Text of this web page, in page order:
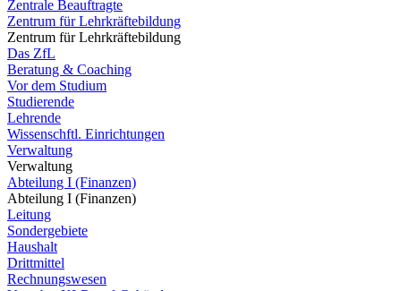
Zentrale Beauftragte
Zentrum für Lehrkräftebildung
Zentrum für Lehrkräftebildung
Das ZfL
Beratung & Coaching
Vor dem Studium
Studierende
Lehrende
Wissenschftl. Einrichtungen
Verwaltung
Verwaltung
Abteilung I (Finanzen)
Abteilung I (Finanzen)
Leitung
Sondergebiete
Haushalt
Drittmittel
Rechnungswesen